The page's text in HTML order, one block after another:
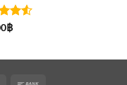
นน
น
฿